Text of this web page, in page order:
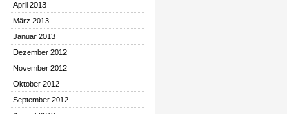
April 2013
März 2013
Januar 2013
Dezember 2012
November 2012
Oktober 2012
September 2012